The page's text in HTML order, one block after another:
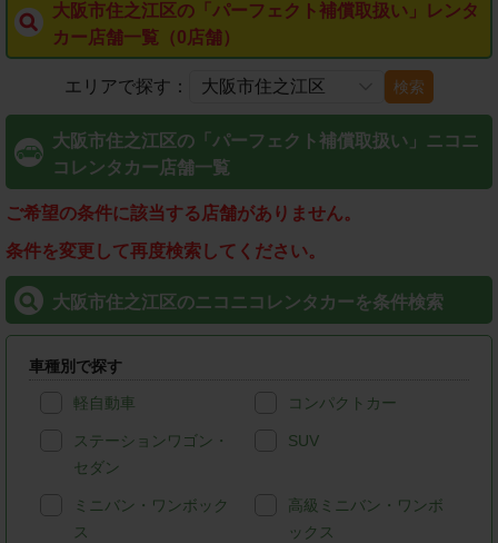
大阪市住之江区の「パーフェクト補償取扱い」レンタ
カー店舗一覧（0店舗）
エリアで探す： 検索
大阪市住之江区の「パーフェクト補償取扱い」ニコニ
コレンタカー店舗一覧
ご希望の条件に該当する店舗がありません。
条件を変更して再度検索してください。
大阪市住之江区のニコニコレンタカーを条件検索
車種別で探す
軽自動車 コンパクトカー
ステーションワゴン・
セダン
SUV
ミニバン・ワンボック
ス
高級ミニバン・ワンボ
ックス